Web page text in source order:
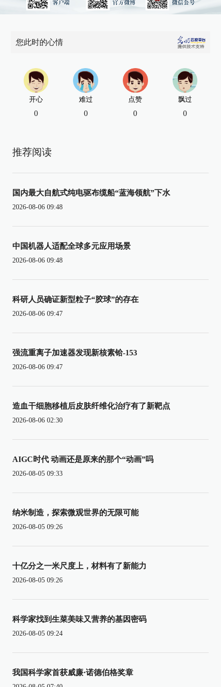
您此时的心情
开心
0
难过
0
点赞
0
飘过
0
推荐阅读
国内最大自航式纯电驱布缆船“蓝海领航”下水
2026-08-06 09:48
中国机器人适配全球多元应用场景
2026-08-06 09:48
科研人员确证新型粒子“胶球”的存在
2026-08-06 09:47
强流重离子加速器发现新核素铪-153
2026-08-06 09:47
造血干细胞移植后皮肤纤维化治疗有了新靶点
2026-08-06 02:30
AIGC时代 动画还是原来的那个“动画”吗
2026-08-05 09:33
纳米制造，探索微观世界的无限可能
2026-08-05 09:26
十亿分之一米尺度上，材料有了新能力
2026-08-05 09:26
科学家找到生菜美味又营养的基因密码
2026-08-05 09:24
我国科学家首获威廉·诺德伯格奖章